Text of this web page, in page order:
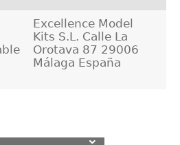
Excellence Model
Kits S.L. Calle La
Orotava 87 29006
Málaga España